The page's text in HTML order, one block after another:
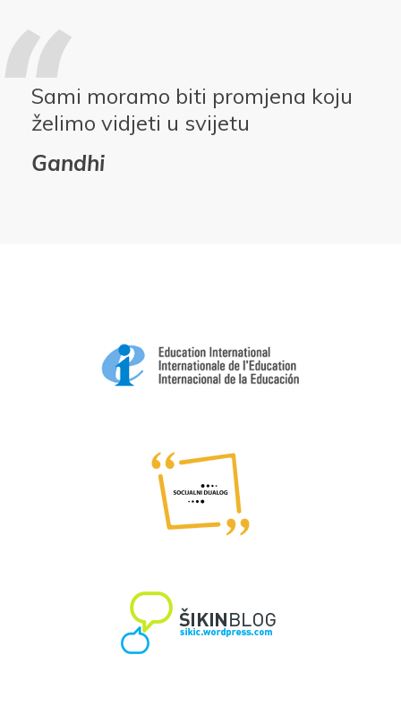
Sami moramo biti promjena koju
želimo vidjeti u svijetu
Gandhi